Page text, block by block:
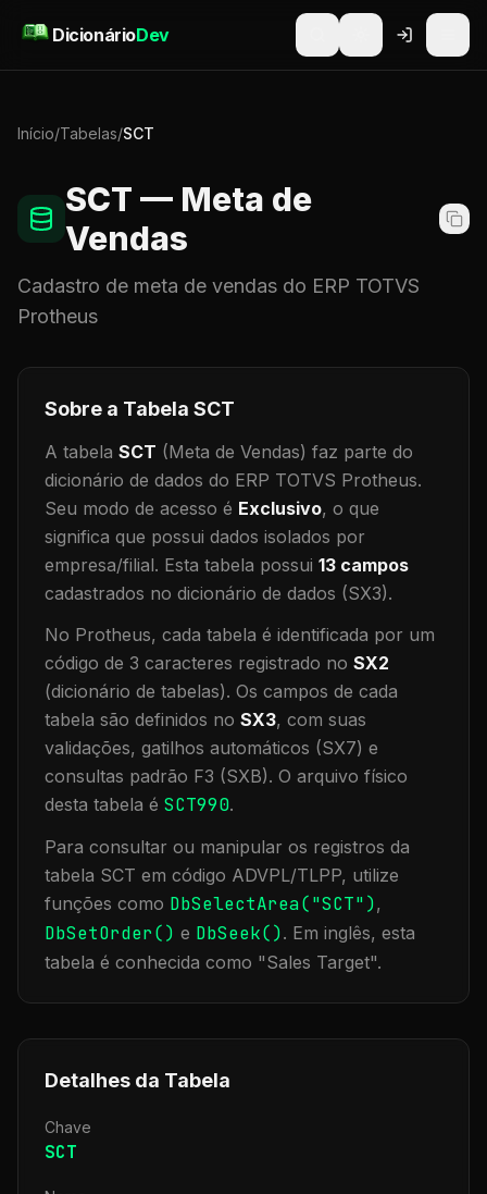
DicionárioDev
Início/Tabelas/SCT
SCT — Meta de
Vendas
Cadastro de meta de vendas do ERP TOTVS
Protheus
Sobre a Tabela SCT
A tabela SCT (Meta de Vendas) faz parte do
dicionário de dados do ERP TOTVS Protheus.
Seu modo de acesso é Exclusivo, o que
significa que possui dados isolados por
empresa/filial. Esta tabela possui 13 campos
cadastrados no dicionário de dados (SX3).
No Protheus, cada tabela é identificada por um
código de 3 caracteres registrado no SX2
(dicionário de tabelas). Os campos de cada
tabela são definidos no SX3, com suas
validações, gatilhos automáticos (SX7) e
consultas padrão F3 (SXB). O arquivo físico
desta tabela é SCT990.
Para consultar ou manipular os registros da
tabela SCT em código ADVPL/TLPP, utilize
funções como DbSelectArea("SCT"),
DbSetOrder() e DbSeek(). Em inglês, esta
tabela é conhecida como "Sales Target".
Detalhes da Tabela
Chave
SCT